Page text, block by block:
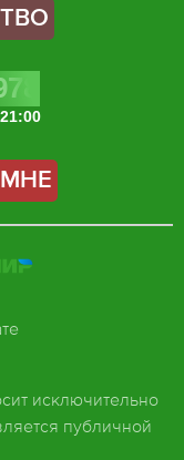
исключительно
публичной